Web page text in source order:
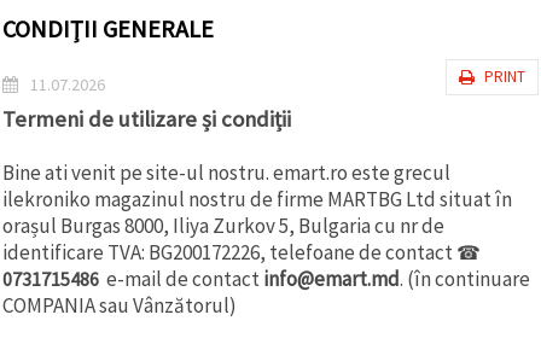
câteva
cookie -uri.
acestea, ele
sunt diferite
de cele pe
suntem
siguri că
veți avea
cea mai
tare
experiență
aici,
amintindu-
CONDIŢII GENERALE
11.07.2026 PRINT
Termeni de utilizare și condiții
Bine ati venit pe site-ul nostru. emart.ro este grecul
ilekroniko magazinul nostru de firme MARTBG Ltd situat în
orașul Burgas 8000, Iliya Zurkov 5, Bulgaria cu nr de
identificare TVA: BG200172226, telefoane de contact ☎
0731715486 e-mail de contactinfo@emart.md. (în continuare
COMPANIA sau Vânzătorul)